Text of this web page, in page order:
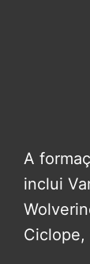
A
inclui
Ciclope,